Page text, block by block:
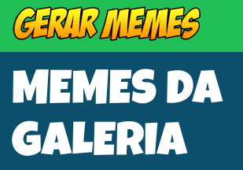
MEMES DA
GALERIA